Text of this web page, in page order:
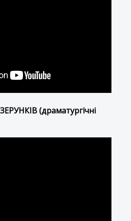
(драматургічні